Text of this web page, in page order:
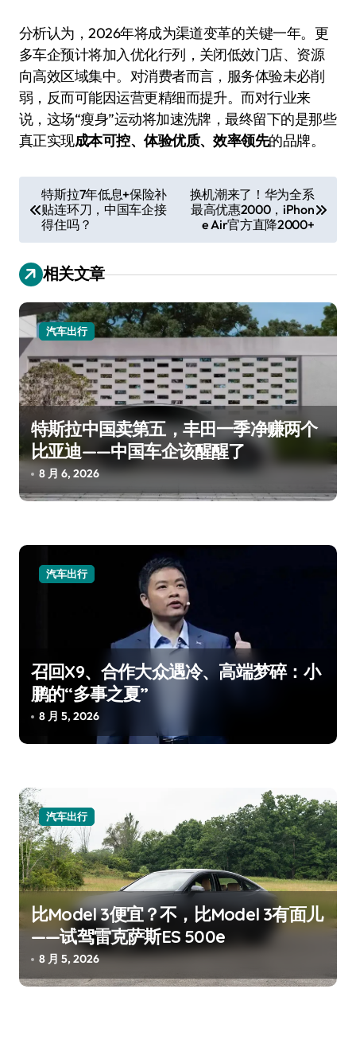
分析认为，2026年将成为渠道变革的关键一年。更
多车企预计将加入优化行列，关闭低效门店、资源
向高效区域集中。对消费者而言，服务体验未必削
弱，反而可能因运营更精细而提升。而对行业来
说，这场“瘦身”运动将加速洗牌，最终留下的是那些
真正实现成本可控、体验优质、效率领先的品牌。
章
导
航
特斯拉7年低息+保险补
贴连环刀，中国车企接
得住吗？
换机潮来了！华为全系
最高优惠2000，iPhon
e Air官方直降2000+
相关文章
汽车出行
特斯拉中国卖第五，丰田一季净赚两个
比亚迪——中国车企该醒醒了
8 月 6, 2026
汽车出行
召回X9、合作大众遇冷、高端梦碎：小
鹏的“多事之夏”
8 月 5, 2026
汽车出行
比Model 3便宜？不，比Model 3有面儿
——试驾雷克萨斯ES 500e
8 月 5, 2026